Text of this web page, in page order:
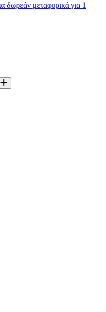
δωρεάν μεταφορικά για 1